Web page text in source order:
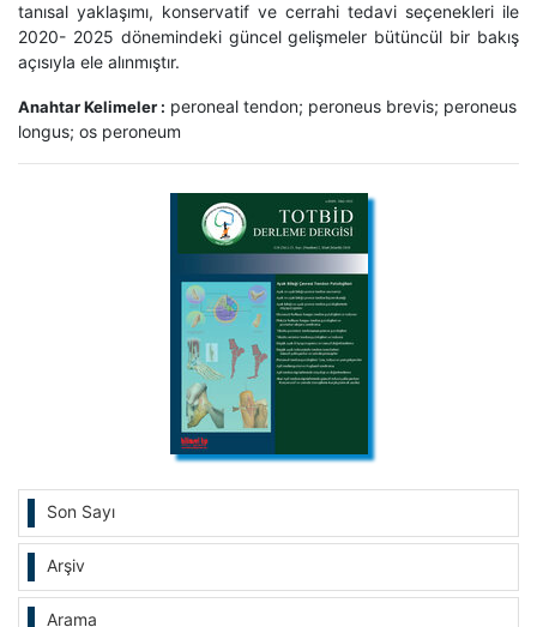
Son Sayı
Arşiv
Arama
tanısal yaklaşımı, konservatif ve cerrahi tedavi seçenekleri ile
2020- 2025 dönemindeki güncel gelişmeler bütüncül bir bakış
açısıyla ele alınmıştır.
Anahtar Kelimeler : peroneal tendon; peroneus brevis; peroneus
longus; os peroneum